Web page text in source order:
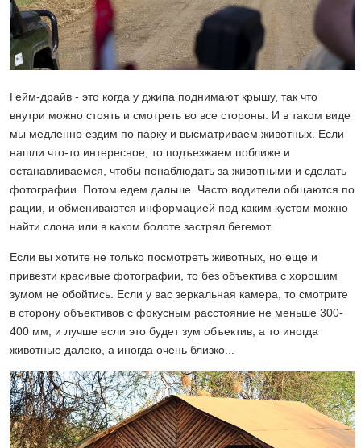
Гейм-драйв - это когда у джипа поднимают крышу, так что
внутри можно стоять и смотреть во все стороны. И в таком виде
мы медленно ездим по парку и высматриваем животных. Если
нашли что-то интересное, то подъезжаем поближе и
останавливаемся, чтобы понаблюдать за животными и сделать
фотографии. Потом едем дальше. Часто водители общаются по
рации, и обмениваются информацией под каким кустом можно
найти слона или в каком болоте застрял бегемот.
Если вы хотите не только посмотреть животных, но еще и
привезти красивые фотографии, то без объектива с хорошим
зумом не обойтись. Если у вас зеркальная камера, то смотрите
в сторону объективов с фокусным расстояние не меньше 300-
400 мм, и лучше если это будет зум объектив, а то иногда
животные далеко, а иногда очень близко...